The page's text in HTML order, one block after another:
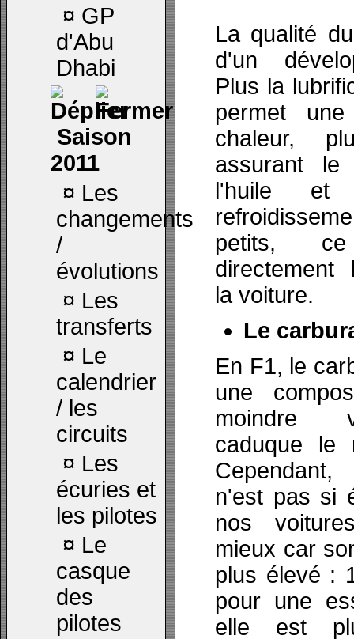
¤ GP
d'Abu
Dhabi
Saison
2011
¤ Les
changements
/
évolutions
¤ Les
transferts
¤ Le
calendrier
/ les
circuits
¤ Les
écuries et
les pilotes
¤ Le
casque
des
pilotes
La qualité
d'un
Plus la
permet
chaleur,
assurant le
l'huile
petits,
directement
la voiture.
Le
En F1, le
une
moindre
caduque le
n'est pas si
nos
mieux car
plus élevé :
pour une
elle est